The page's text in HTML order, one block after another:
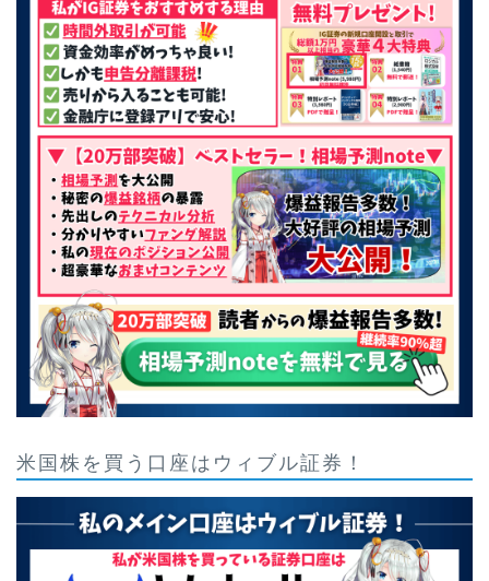
米国株を買う口座はウィブル証券！